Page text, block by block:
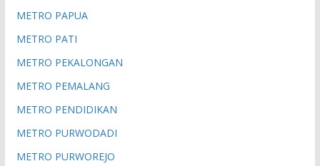
METRO PAPUA
METRO PATI
METRO PEKALONGAN
METRO PEMALANG
METRO PENDIDIKAN
METRO PURWODADI
METRO PURWOREJO